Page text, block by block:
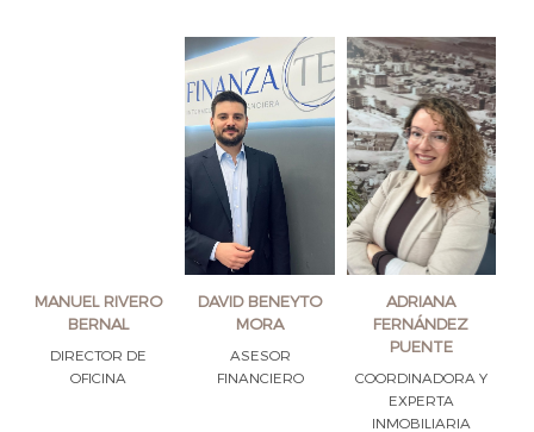
MANUEL RIVERO
BERNAL
DIRECTOR DE
OFICINA
DAVID BENEYTO
MORA
ASESOR
FINANCIERO
ADRIANA
FERNÁNDEZ
PUENTE
COORDINADORA Y
EXPERTA
INMOBILIARIA